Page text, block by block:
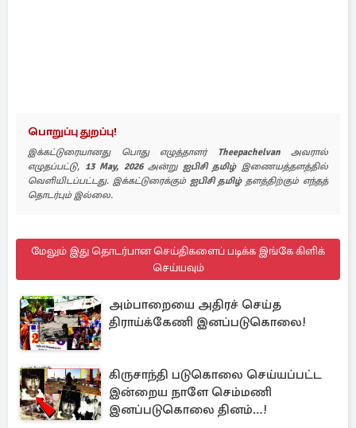
பொறுப்பு துறப்பு!
இக்கட்டுரையானது பொது எழுத்தாளர் Theepachelvanஅவரால்
எழுதப்பட்டு, 13 May, 2026அன்று ஐபிசி தமிழ்இணையத்தளத்தில்
வெளியிடப்பட்டது. இக்கட்டுரைக்கும் ஐபிசி தமிழ்தளத்திற்கும் எந்தத்
தொடர்பும் இல்லை.
மேலும் இது தொடர்பான செய்திகளைப் படிக்க இங்கே கிளிக்
செய்யவும்
அம்பாறையை அதிரச் செய்த
திராய்க்கேணி இனப்படுகொலை!
கிருசாந்தி படுகொலை செய்யப்பட்ட
இன்றைய நாளே செம்மணி
இனப்படுகொலை தினம்…!